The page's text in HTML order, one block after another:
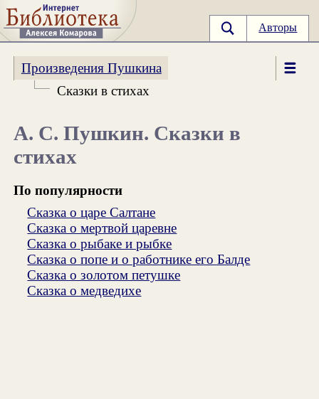
Авторы
Произведения Пушкина
Сказки в стихах
А. С. Пушкин. Сказки в
стихах
По популярности
Сказка о царе Салтане
Сказка о мертвой царевне
Сказка о рыбаке и рыбке
Сказка о попе и о работнике его Балде
Сказка о золотом петушке
Сказка о медведихе